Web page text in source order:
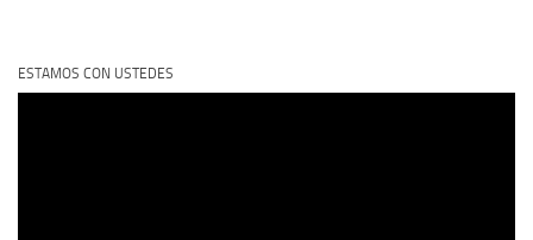
ESTAMOS CON USTEDES